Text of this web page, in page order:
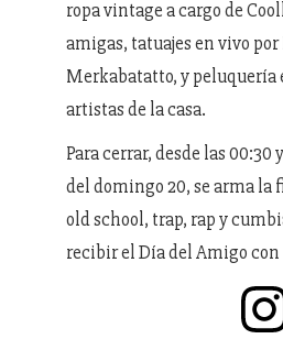
ropa vintage a cargo de
amigas, tatuajes en vivo
Merkabatatto, y peluquería
artistas de la casa.
Para cerrar, desde las 00:30
del domingo 20, se arma la
old school, trap, rap y
recibir el Día del Amigo con